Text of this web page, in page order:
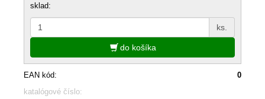
sklad:
ks.
do košíka
EAN kód:
0
katalógové číslo: